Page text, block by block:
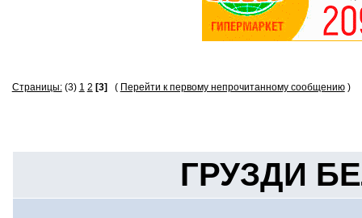
Страницы:(3) 1 2 [3] ( Перейти к первому непрочитанному сообщению)
ГРУЗДИ